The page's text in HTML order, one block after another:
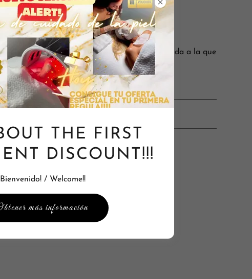
a tu perfil, historial y cualquier página privada a la que
hayan otorgado acceso.
Iniciar sesión
contraseña
miembro? Crea la cuenta.
THE FIRST
DISCOUNT!!!
/ Welcome!!
más información